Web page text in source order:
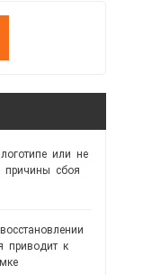
или не
причины сбоя
приводит к